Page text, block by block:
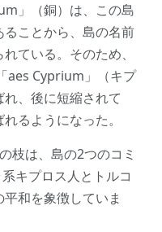
」（銅）は、この島
ことから、島の名前
ている。そのため、
aes Cyprium」（キプ
、後に短縮されて
るようになった。
枝は、島の2つのコミ
キプロス人とトルコ
和を象徴していま